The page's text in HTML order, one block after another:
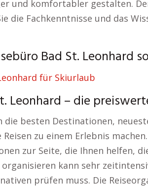
und komfortabler gestalten.
die Fachkenntnisse und das
Bad St. Leonhard
Leonhard – die
die besten Destinationen,
zu einem Erlebnis
zur Seite, die Ihnen helfen,
organisieren kann sehr
prüfen muss. Die